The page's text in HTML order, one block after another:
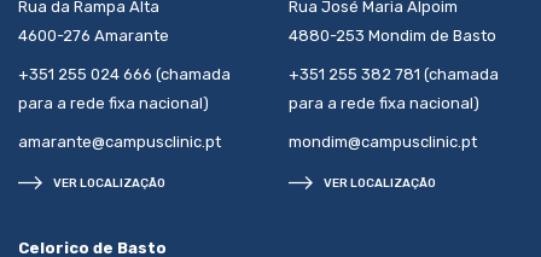
Rua da Rampa Alta
4600-276 Amarante
+351 255 024 666 (chamada
para a rede fixa nacional)
amarante@campusclinic.pt
VER LOCALIZAÇÃO
Rua José Maria Alpoim
4880-253 Mondim de Basto
+351 255 382 781 (chamada
para a rede fixa nacional)
mondim@campusclinic.pt
VER LOCALIZAÇÃO
Celorico de Basto